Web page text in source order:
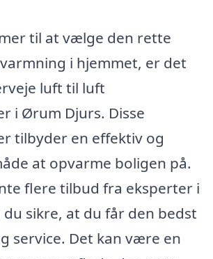
til at vælge den rette
i hjemmet, er det
luft til luft
i Ørum Djurs. Disse
tilbyder en effektiv og
at opvarme boligen på.
flere tilbud fra eksperter i
sikre, at du får den bedst
service. Det kan være en